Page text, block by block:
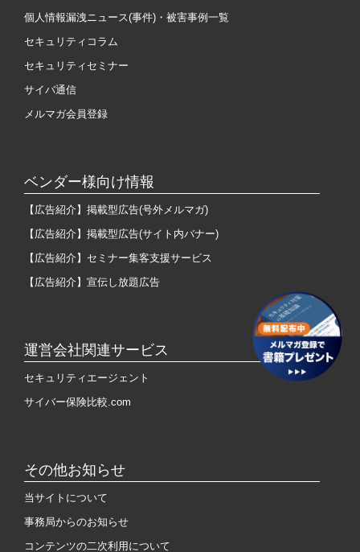
個人情報漏洩ニュース(事件)・被害事例一覧
セキュリティコラム
セキュリティセミナー
サイバ通信
メルマガ会員登録
ベンダー様向け情報
【広告紹介】掲載型広告(号外メルマガ)
【広告紹介】掲載型広告(サイト内バナー)
【広告紹介】セミナー集客支援サービス
【広告紹介】宣伝し放題広告
運営会社関連サービス
セキュリティエージェント
サイバー保険比較.com
その他お知らせ
当サイトについて
事務局からのお知らせ
コンテンツの二次利用について